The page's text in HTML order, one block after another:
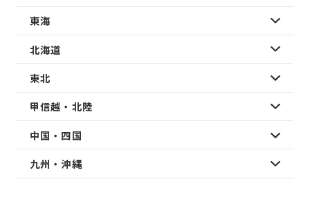
東海
北海道
東北
甲信越・北陸
中国・四国
九州・沖縄